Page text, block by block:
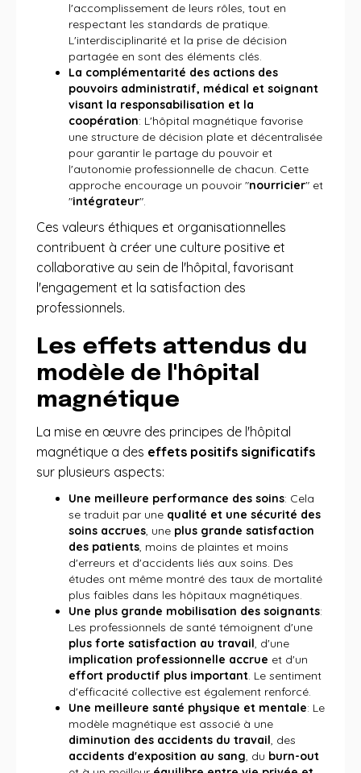
l'accomplissement de leurs rôles, tout en
respectant les standards de pratique.
L'interdisciplinarité et la prise de décision
partagée en sont des éléments clés.
La complémentarité des actions des
pouvoirs administratif, médical et soignant
visant la responsabilisation et la
coopération: L'hôpital magnétique favorise
une structure de décision plate et décentralisée
pour garantir le partage du pouvoir et
l'autonomie professionnelle de chacun. Cette
approche encourage un pouvoir "nourricier" et
"intégrateur".
Ces valeurs éthiques et organisationnelles
contribuent à créer une culture positive et
collaborative au sein de l'hôpital, favorisant
l'engagement et la satisfaction des
professionnels.
Les effets attendus du
modèle de l'hôpital
magnétique
La mise en œuvre des principes de l'hôpital
magnétique a des effets positifs significatifs
sur plusieurs aspects:
Une meilleure performance des soins: Cela
se traduit par une qualité et une sécurité des
soins accrues, une plus grande satisfaction
des patients, moins de plaintes et moins
d'erreurs et d'accidents liés aux soins. Des
études ont même montré des taux de mortalité
plus faibles dans les hôpitaux magnétiques.
Une plus grande mobilisation des soignants:
Les professionnels de santé témoignent d'une
plus forte satisfaction au travail, d'une
implication professionnelle accrue et d'un
effort productif plus important. Le sentiment
d'efficacité collective est également renforcé.
Une meilleure santé physique et mentale: Le
modèle magnétique est associé à une
diminution des accidents du travail, des
accidents d'exposition au sang, du burn-out